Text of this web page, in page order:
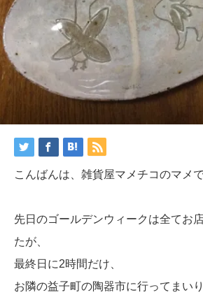
こんばんは、雑貨屋マメチコのマメで
先日のゴールデンウィークは全てお
たが、
最終日に2時間だけ、
お隣の益子町の陶器市に行ってまいり